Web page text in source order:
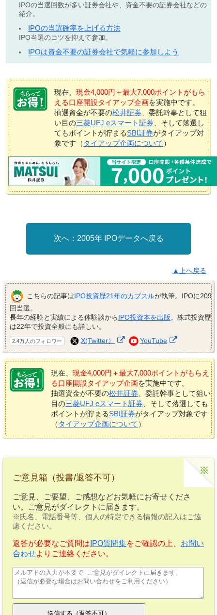
IPOの当選回数が多い証券会社や、資金不要の証券会社などの
紹介。
IPOの当選確率を上げる方法
IPO当選のコツを抑えて参加。
IPOは資金不要の証券会社で気軽に参加しよう
現在、 現金4,000円＋最大7,000ポイントがもら
える口座開設タイアップ企画を実施中です。
抽選資金が不要の松井証券 、委託幹事として狙
い目の三菱UFJ eスマート証券 、そして落選し
てもポイントが貯まるSBI証券がタイアップ対
象です（ タイアップ企画について ）
2005年 IPOデータへ戻る
▲上へ戻る
こちらの記事はIPO投資歴21年のカブスルが執筆。IPOに209
回当選。
長年の経験と実績による体験談からIPO投資本を出版。株式投資歴
は22年で投資全般にも詳しい。
2.4万人のフォロワー X(Twitter） YouTube
現在、 現金4,000円＋最大7,000ポイントがもらえ
る口座開設タイアップ企画を実施中です。
抽選資金が不要の松井証券 、委託幹事として狙い
目の三菱UFJ eスマート証券 、そして落選しても
ポイントが貯まるSBI証券がタイアップ対象です
（ タイアップ企画について ）
ご意見箱（投書/返答不可）
ご意見、ご要望、ご感想などお気軽にお寄せくださ
い。ご意見がダイレクトに届きます。
※氏名、電話番号等、個人の特定できる情報の記入はご遠
慮ください。
返答が必要なご質問は IPO質問集をご確認の上、 お問い
合わせよりご連絡ください。